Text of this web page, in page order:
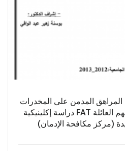
المراهق المدمن على المخدرات
من خلال تطبيق اختبار تفهم العائلة FAT دراسة إكلينيكية